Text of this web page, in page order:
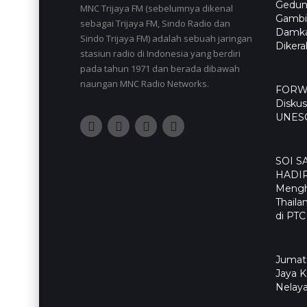
MNC Trijaya FM (sebelumnya dikenal
sebagai Trijaya FM, Sindo Radio dan
Sindo Trijaya FM) adalah sebuah jaringan
stasiun radio di Indonesia yang berdiri
pada tahun 1971 dan berada dibawah
naungan MNC Radio Networks.
SOI
di
Jaya